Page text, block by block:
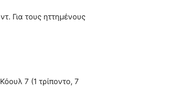
Για τους ηττημένους
7 (1 τρίποντο, 7